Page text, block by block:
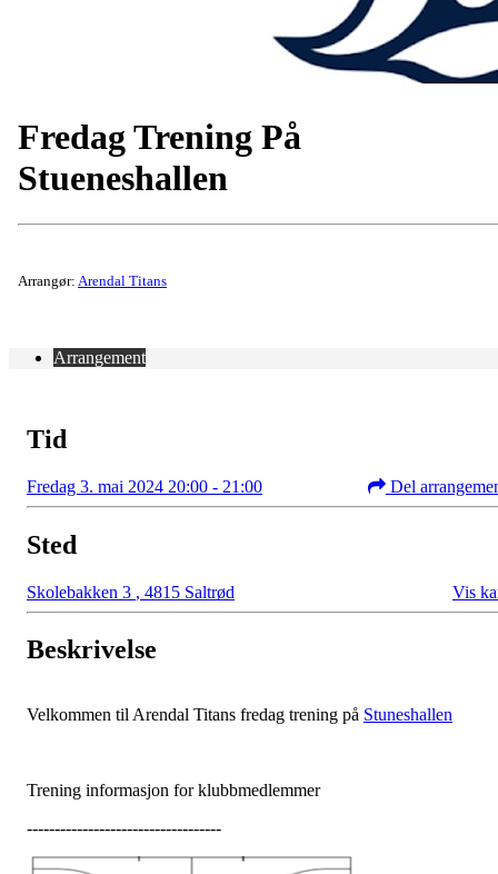
Fredag Trening På
Stueneshallen
Arrangør: Arendal Titans
Arrangement
Tid
Fredag 3. mai 2024 20:00 - 21:00 Del
Sted
Skolebakken 3 , 4815 Saltrød Vis
Beskrivelse
Velkommen til Arendal Titans fredag trening på Stuneshallen
Trening informasjon for klubbmedlemmer
-----------------------------------